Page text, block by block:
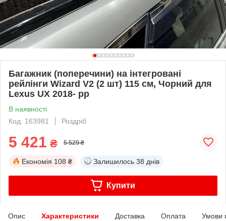
Багажник (поперечини) на інтегровані
рейлінги Wizard V2 (2 шт) 115 см, Чорний для
Lexus UX 2018- рр
В наявності
Код: 163981
Роздріб
5 421 ₴ 5 529 ₴
Економія 108 ₴ Залишилось 38 днів
Купити
Опис Характеристики Доставка Оплата Умови